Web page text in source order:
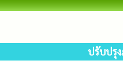
ปรับปรุ